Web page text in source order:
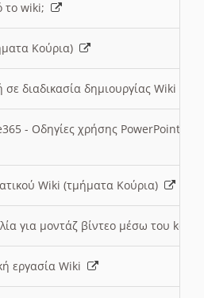
το wiki;
Κούρια)
διαδικασία δημιουργίας Wiki
- Οδηγίες χρήσης PowerPoint
Wiki (τμήματα Κούρια)
για μοντάζ βίντεο μέσω του
εργασία Wiki